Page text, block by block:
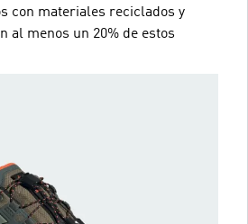
con materiales reciclados y
al menos un 20% de estos